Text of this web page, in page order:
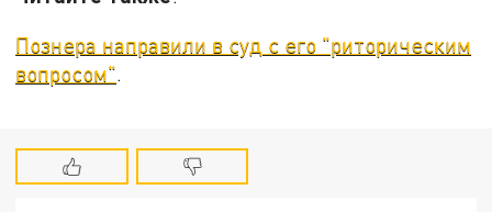
Познера направили в суд с его "риторическим
вопросом".